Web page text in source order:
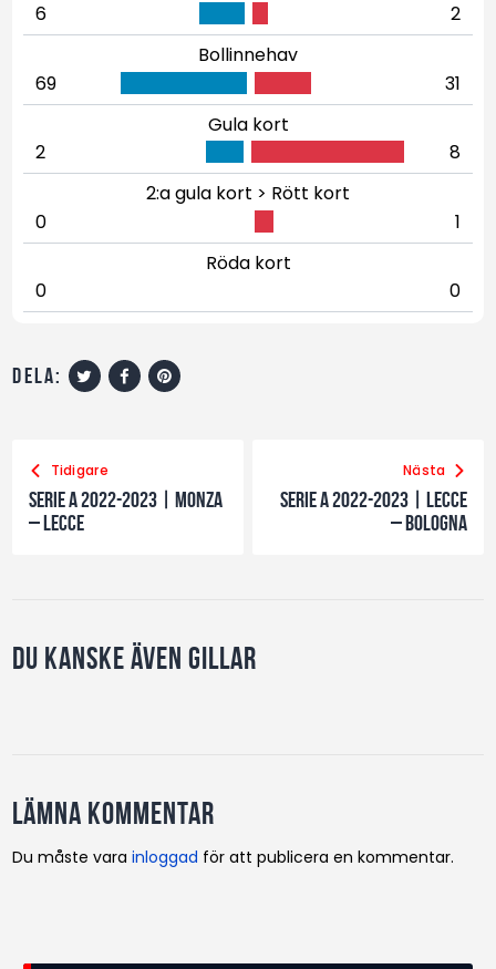
6
2
Bollinnehav
69
31
Gula kort
2
8
2:a gula kort > Rött kort
0
1
Röda kort
0
0
dela:
Tidigare
Serie A 2022-2023 | Monza
– Lecce
Nästa
Serie A 2022-2023 | Lecce
– Bologna
Du kanske även gillar
Lämna kommentar
Du måste varainloggad för att publicera en kommentar.